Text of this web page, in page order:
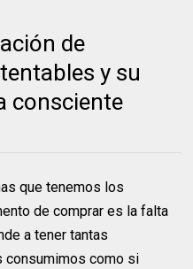
de
y su
consciente
que tenemos los
de comprar es la falta
a tener tantas
consumimos como si